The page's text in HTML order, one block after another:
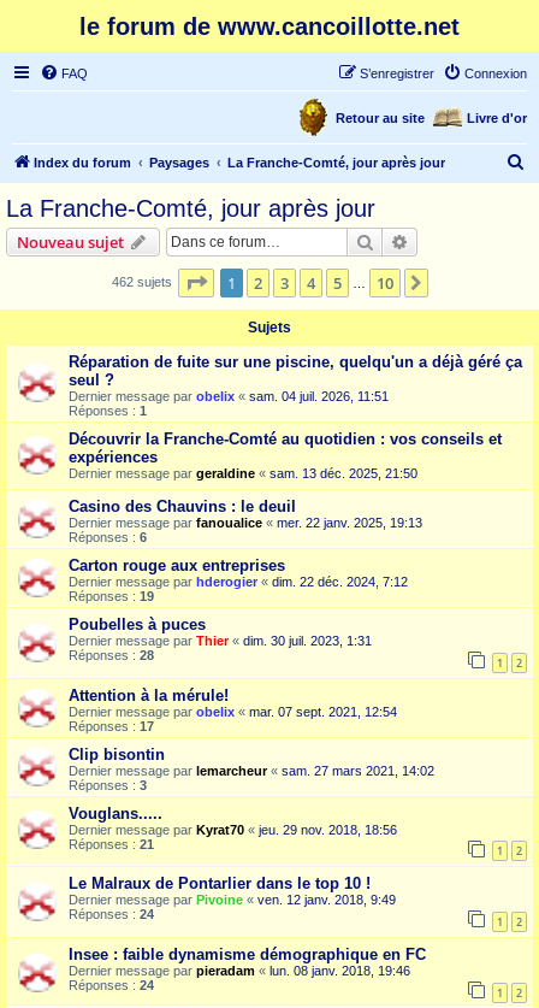
le forum de www.cancoillotte.net
FAQ Connexion
S’enregistrer
Livre d'or
Retour au site
Index du forum Paysages La Franche-Comté, jour après jour
r
La Franche-Comté, jour après jour
Nouveau sujet Rechercher
462 sujets Page 1sur10
1 2 3 4 5 10
Sujets
Réparation de fuite sur une piscine, quelqu'un a déjà géré ça
seul ?
Dernier message par obelix « sam. 04 juil. 2026, 11:51
Réponses : 1
Découvrir la Franche-Comté au quotidien : vos conseils et
expériences
Dernier message par geraldine « sam. 13 déc. 2025, 21:50
Casino des Chauvins : le deuil
Dernier message par fanoualice « mer. 22 janv. 2025, 19:13
Réponses : 6
Carton rouge aux entreprises
Dernier message par hderogier « dim. 22 déc. 2024, 7:12
Réponses : 19
Poubelles à puces
Dernier message par Thier« dim. 30 juil. 2023, 1:31
Réponses : 28 1 2
Attention à la mérule!
Dernier message par obelix « mar. 07 sept. 2021, 12:54
Réponses : 17
Clip bisontin
Dernier message par lemarcheur« sam. 27 mars 2021, 14:02
Réponses : 3
Vouglans.....
Dernier message par Kyrat70 « jeu. 29 nov. 2018, 18:56
Réponses : 21 1 2
Le Malraux de Pontarlier dans le top 10 !
Dernier message par Pivoine « ven. 12 janv. 2018, 9:49
Réponses : 24 1 2
Insee : faible dynamisme démographique en FC
Dernier message par pieradam « lun. 08 janv. 2018, 19:46
Réponses : 24 1 2